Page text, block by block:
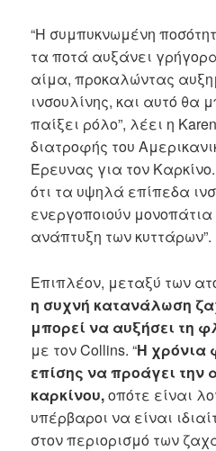
“Η συμπυκνωμένη
τα ποτά αυξάνει
αίμα, προκαλώντας
ινσουλίνης, και αυτό θα
παίξει ρόλο”, λέει η
διατροφής του
Έρευνας για τον
ότι τα υψηλά επίπεδα
ενεργοποιούν
ανάπτυξη των κυττάρων”.
Επιπλέον, μεταξύ των
η συχνή κατανάλωση
μπορεί να αυξήσει τη
με τον Collins. “Η χρόνια
επίσης να προάγει την
καρκίνου,οπότε είναι
υπέρβαροι να είναι
στον περιορισμό των